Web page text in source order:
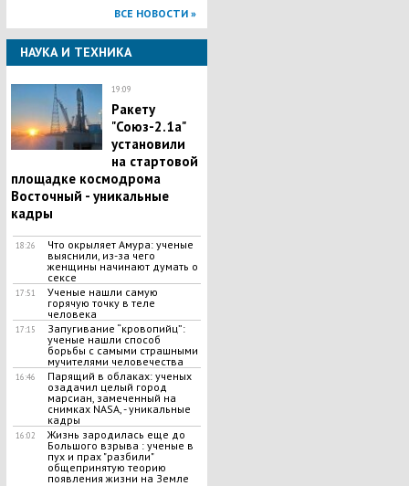
ВСЕ НОВОСТИ »
НАУКА И ТЕХНИКА
19:09
Ракету
"Союз-2.1а"
установили
на стартовой
площадке космодрома
Восточный - уникальные
кадры
18:26
Что окрыляет Амура: ученые
выяснили, из-за чего
женщины начинают думать о
сексе
17:51
Ученые нашли самую
горячую точку в теле
человека
17:15
Запугивание “кровопийц”:
ученые нашли способ
борьбы с самыми страшными
мучителями человечества
16:46
Парящий в облаках: ученых
озадачил целый город
марсиан, замеченный на
снимках NASA, - уникальные
кадры
16:02
Жизнь зародилась еще до
Большого взрыва : ученые в
пух и прах "разбили"
общепринятую теорию
появления жизни на Земле